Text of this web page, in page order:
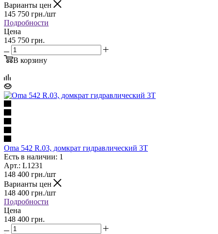
Варианты цен
145 750 грн./шт
Подробности
Цена
145 750 грн.
В корзину
Oma 542 R.03, домкрат гидравлический 3Т
Есть в наличии: 1
Арт.: L1231
148 400 грн./шт
Варианты цен
148 400 грн./шт
Подробности
Цена
148 400 грн.